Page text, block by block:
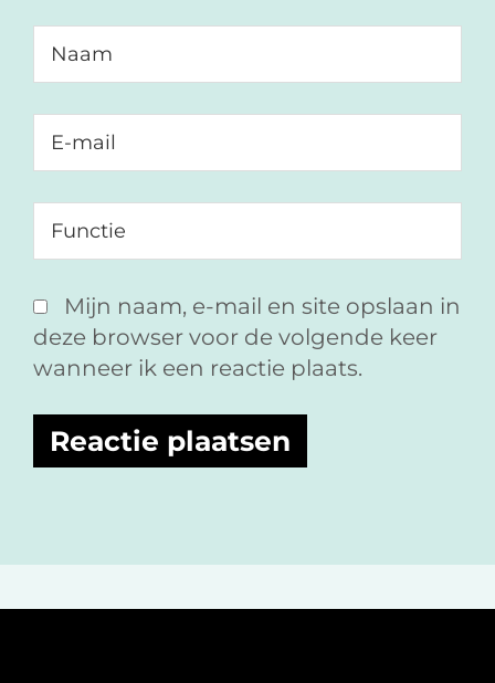
Mijn naam, e-mail en site opslaan in
deze browser voor de volgende keer
wanneer ik een reactie plaats.